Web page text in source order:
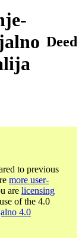
Deed
to previous
more user-
are licensing
of the 4.0
4.0